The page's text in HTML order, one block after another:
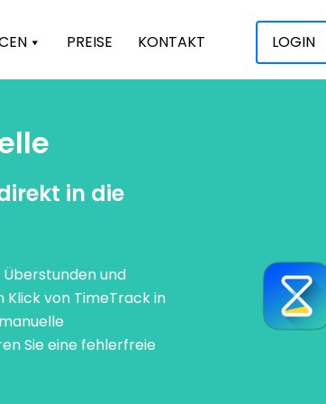
PREISE KONTAKT LOGIN
in die
und
von TimeTrack in
Sie eine fehlerfreie